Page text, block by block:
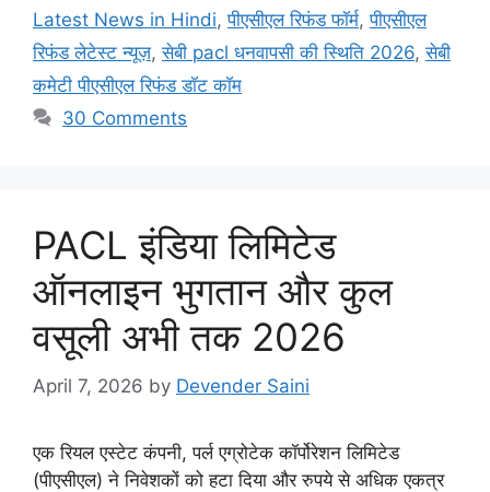
Latest News in Hindi,पीएसीएल रिफंड फॉर्म,पीएसीएल
रिफंड लेटेस्ट न्यूज़,सेबी pacl धनवापसी की स्थिति 2026,सेबी
कमेटी पीएसीएल रिफंड डॉट कॉम
30 Comments
PACL इंडिया लिमिटेड
ऑनलाइन भुगतान और कुल
वसूली अभी तक 2026
April 7, 2026 by Devender Saini
एक रियल एस्टेट कंपनी, पर्ल एग्रोटेक कॉर्पोरेशन लिमिटेड
(पीएसीएल) ने निवेशकों को हटा दिया और रुपये से अधिक एकत्र